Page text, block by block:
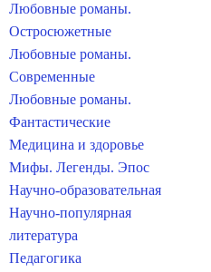
Любовные романы.
Остросюжетные
Любовные романы.
Современные
Любовные романы.
Фантастические
Медицина и здоровье
Мифы. Легенды. Эпос
Научно-образовательная
Научно-популярная
литература
Педагогика